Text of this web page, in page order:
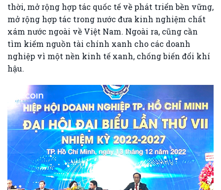
thời, mở rộng hợp tác quốc tế về phát triển bền vững,
mở rộng hợp tác trong nước đưa kinh nghiệm chất
xám nước ngoài về Việt Nam. Ngoài ra, cũng cần
tìm kiếm nguồn tài chính xanh cho các doanh
nghiệp vì một nền kinh tế xanh, chống biến đổi khí
hậu.